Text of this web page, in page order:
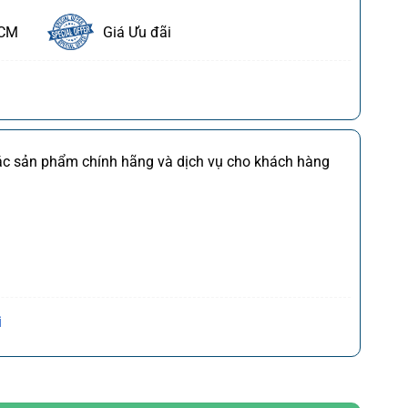
Giá Ưu đãi
Chi tiết
Chi tiết
sản phẩm chính hãng và dịch vụ cho khách hàng
Hưng Đạo, P. Cửa Nam, Q. Hoàn Kiếm, Tp. Hà